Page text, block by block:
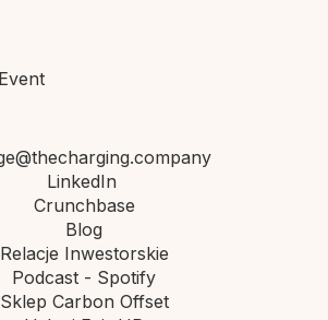
LinkedIn
Crunchbase
Blog
Relacje Inwestorskie
Podcast - Spotify
Sklep Carbon Offset